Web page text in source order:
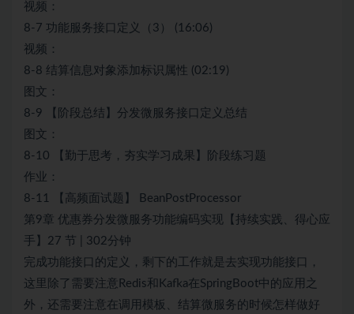
视频：
8-7 功能服务接口定义（3） (16:06)
视频：
8-8 结算信息对象添加标识属性 (02:19)
图文：
8-9 【阶段总结】分发微服务接口定义总结
图文：
8-10 【勤于思考，夯实学习成果】阶段练习题
作业：
8-11 【高频面试题】 BeanPostProcessor
第9章 优惠券分发微服务功能编码实现【持续实践、得心应
手】27 节 | 302分钟
完成功能接口的定义，剩下的工作就是去实现功能接口，
这里除了需要注意Redis和Kafka在SpringBoot中的应用之
外，还需要注意在调用模板、结算微服务的时候怎样做好